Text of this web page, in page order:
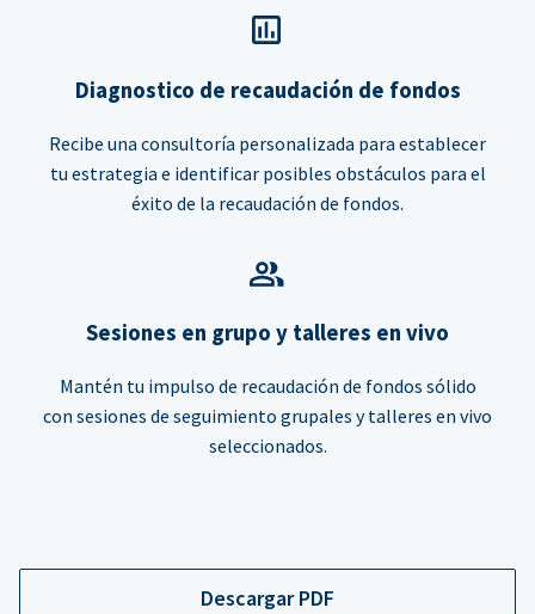
Diagnostico de recaudación de fondos
Recibe una consultoría personalizada para establecer
tu estrategia e identificar posibles obstáculos para el
éxito de la recaudación de fondos.
Sesiones en grupo y talleres en vivo
Mantén tu impulso de recaudación de fondos sólido
con sesiones de seguimiento grupales y talleres en vivo
seleccionados.
Descargar PDF